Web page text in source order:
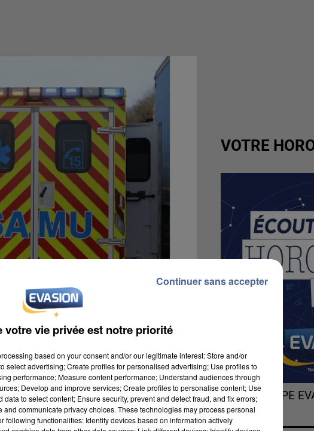
a été fauché sur le plateau picard
VOTRE
L'HOROSCOPE
votre vie privée est notre priorité
based on your consent and/or our legitimate interest: Store and/or
select advertising; Create profiles for personalised advertising; Use profiles to
performance; Measure content performance; Understand audiences through
Develop and improve services; Create profiles to personalise content; Use
to select content; Ensure security, prevent and detect fraud, and fix errors;
communicate privacy choices. These technologies may process personal
following functionalities: Identify devices based on information actively
Continuer sans accepter